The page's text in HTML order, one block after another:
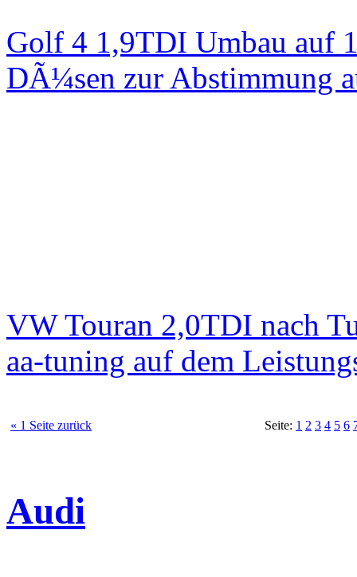
Golf 4 1,9TDI Umbau auf
DÃ¼sen zur Abstimmung
VW Touran 2,0TDI nach
aa-tuning auf dem
« 1 Seite zurück Seite: 1 2 3 4 5 6
Audi